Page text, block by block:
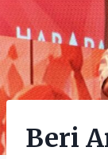
Beri